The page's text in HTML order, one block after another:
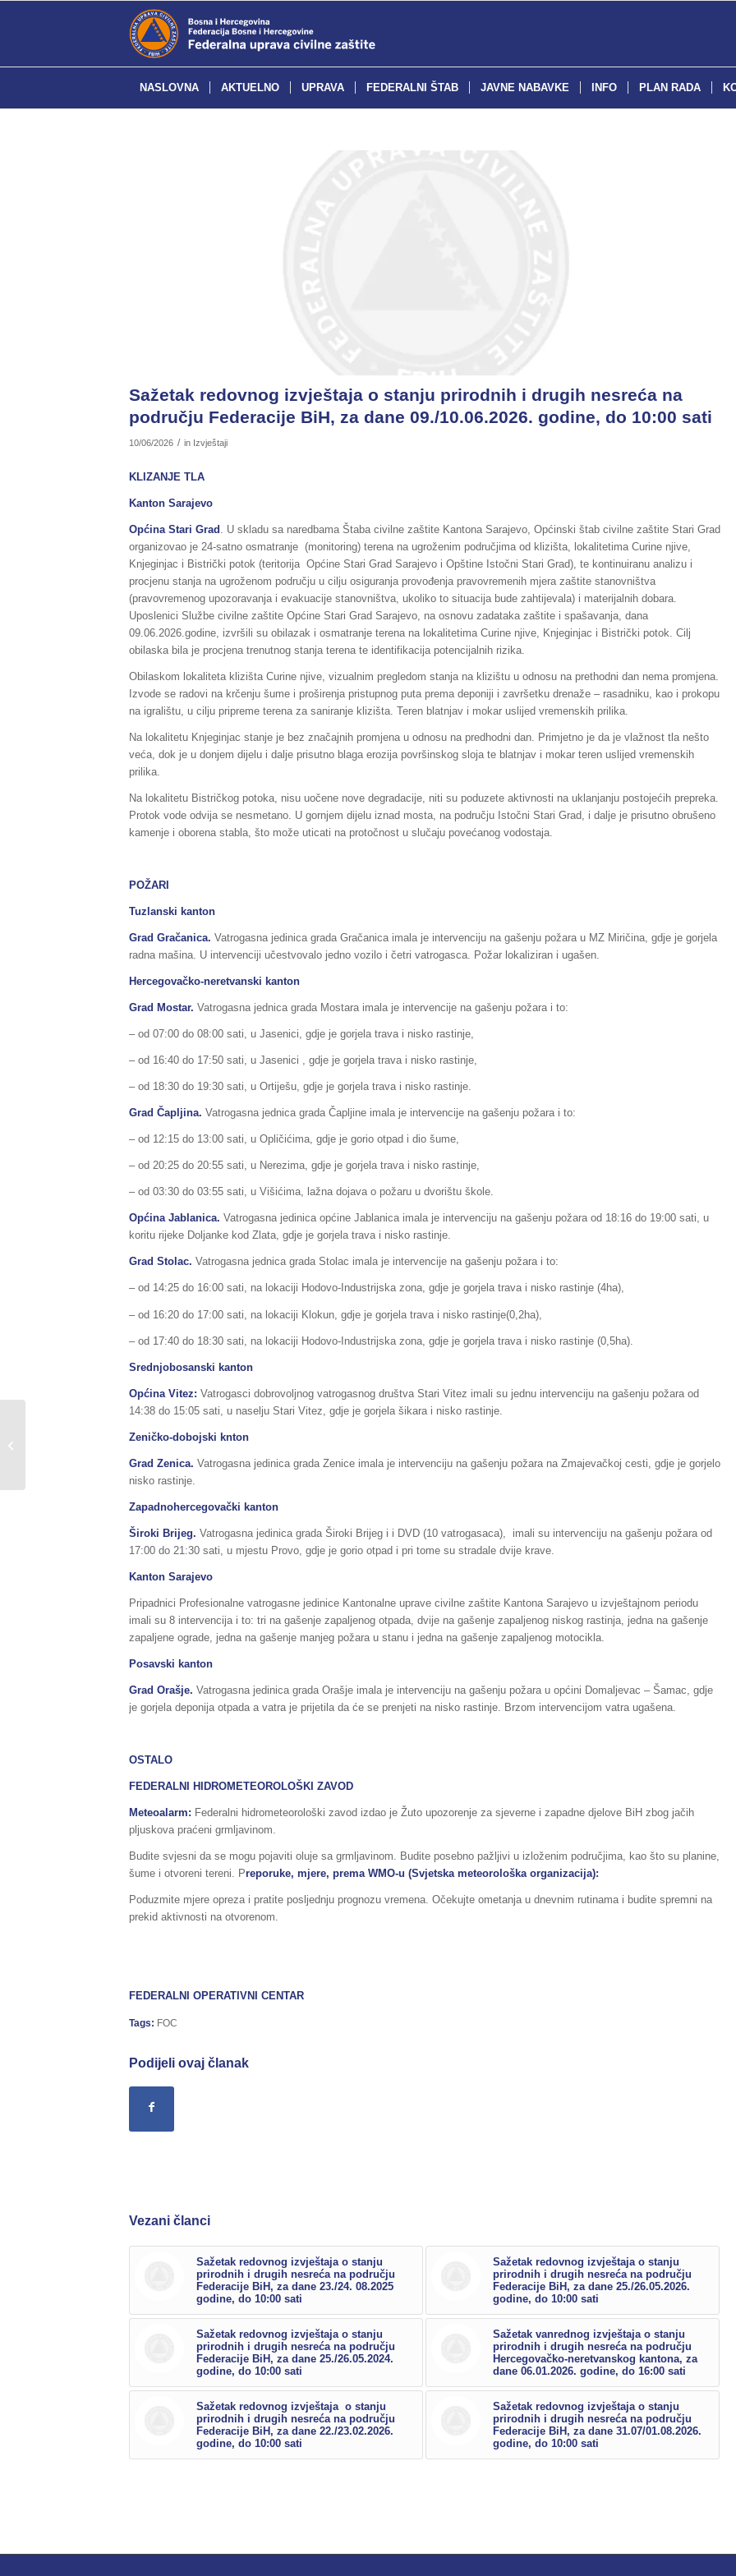
NASLOVNA AKTUELNO UPRAVA FEDERALNI ŠTAB JAVNE NABAVKE INFO PLAN RADA
Sažetak redovnog izvještaja o stanju prirodnih i drugih nesreća na
području Federacije BiH, za dane 09./10.06.2026. godine, do 10:00 sati
10/06/2026 / in Izvještaji
KLIZANJE TLA
Kanton Sarajevo
Općina Stari Grad . U skladu sa naredbama Štaba civilne zaštite Kantona Sarajevo, Općinski štab civilne zaštite Stari Grad
organizovao je 24-satno osmatranje (monitoring) terena na ugroženim područjima od klizišta, lokalitetima Curine njive,
Knjeginjac i Bistrički potok (teritorija Općine Stari Grad Sarajevo i Opštine Istočni Stari Grad), te kontinuiranu analizu i
procjenu stanja na ugroženom području u cilju osiguranja provođenja pravovremenih mjera zaštite stanovništva
(pravovremenog upozoravanja i evakuacije stanovništva, ukoliko to situacija bude zahtijevala) i materijalnih dobara.
Uposlenici Službe civilne zaštite Općine Stari Grad Sarajevo, na osnovu zadataka zaštite i spašavanja, dana
09.06.2026.godine, izvršili su obilazak i osmatranje terena na lokalitetima Curine njive, Knjeginjac i Bistrički potok. Cilj
obilaska bila je procjena trenutnog stanja terena te identifikacija potencijalnih rizika.
Obilaskom lokaliteta klizišta Curine njive, vizualnim pregledom stanja na klizištu u odnosu na prethodni dan nema promjena.
Izvode se radovi na krčenju šume i proširenja pristupnog puta prema deponiji i završetku drenaže – rasadniku, kao i prokopu
na igralištu, u cilju pripreme terena za saniranje klizišta. Teren blatnjav i mokar uslijed vremenskih prilika.
Na lokalitetu Knjeginjac stanje je bez značajnih promjena u odnosu na predhodni dan. Primjetno je da je vlažnost tla nešto
veća, dok je u donjem dijelu i dalje prisutno blaga erozija površinskog sloja te blatnjav i mokar teren uslijed vremenskih
prilika.
Na lokalitetu Bistričkog potoka, nisu uočene nove degradacije, niti su poduzete aktivnosti na uklanjanju postojećih prepreka.
Protok vode odvija se nesmetano. U gornjem dijelu iznad mosta, na području Istočni Stari Grad, i dalje je prisutno obrušeno
kamenje i oborena stabla, što može uticati na protočnost u slučaju povećanog vodostaja.
POŽARI
Tuzlanski kanton
Grad Gračanica. Vatrogasna jedinica grada Gračanica imala je intervenciju na gašenju požara u MZ Miričina, gdje je gorjela
radna mašina. U intervenciji učestvovalo jedno vozilo i četri vatrogasca. Požar lokaliziran i ugašen.
Hercegovačko-neretvanski kanton
Grad Mostar. Vatrogasna jednica grada Mostara imala je intervencije na gašenju požara i to:
– od 07:00 do 08:00 sati, u Jasenici, gdje je gorjela trava i nisko rastinje,
– od 16:40 do 17:50 sati, u Jasenici , gdje je gorjela trava i nisko rastinje,
– od 18:30 do 19:30 sati, u Ortiješu, gdje je gorjela trava i nisko rastinje.
Grad Čapljina. Vatrogasna jednica grada Čapljine imala je intervencije na gašenju požara i to:
– od 12:15 do 13:00 sati, u Opličićima, gdje je gorio otpad i dio šume,
– od 20:25 do 20:55 sati, u Nerezima, gdje je gorjela trava i nisko rastinje,
– od 03:30 do 03:55 sati, u Višićima, lažna dojava o požaru u dvorištu škole.
Općina Jablanica. Vatrogasna jedinica općine Jablanica imala je intervenciju na gašenju požara od 18:16 do 19:00 sati, u
koritu rijeke Doljanke kod Zlata, gdje je gorjela trava i nisko rastinje.
Grad Stolac. Vatrogasna jednica grada Stolac imala je intervencije na gašenju požara i to:
– od 14:25 do 16:00 sati, na lokaciji Hodovo-Industrijska zona, gdje je gorjela trava i nisko rastinje (4ha),
– od 16:20 do 17:00 sati, na lokaciji Klokun, gdje je gorjela trava i nisko rastinje(0,2ha),
– od 17:40 do 18:30 sati, na lokaciji Hodovo-Industrijska zona, gdje je gorjela trava i nisko rastinje (0,5ha).
Srednjobosanski kanton
Općina Vitez: Vatrogasci dobrovoljnog vatrogasnog društva Stari Vitez imali su jednu intervenciju na gašenju požara od
14:38 do 15:05 sati, u naselju Stari Vitez, gdje je gorjela šikara i nisko rastinje.
Zeničko-dobojski knton
Grad Zenica. Vatrogasna jedinica grada Zenice imala je intervenciju na gašenju požara na Zmajevačkoj cesti, gdje je gorjelo
nisko rastinje.
Zapadnohercegovački kanton
Široki Brijeg. Vatrogasna jedinica grada Široki Brijeg i i DVD (10 vatrogasaca), imali su intervenciju na gašenju požara od
17:00 do 21:30 sati, u mjestu Provo, gdje je gorio otpad i pri tome su stradale dvije krave.
Kanton Sarajevo
Pripadnici Profesionalne vatrogasne jedinice Kantonalne uprave civilne zaštite Kantona Sarajevo u izvještajnom periodu
imali su 8 intervencija i to: tri na gašenje zapaljenog otpada, dvije na gašenje zapaljenog niskog rastinja, jedna na gašenje
zapaljene ograde, jedna na gašenje manjeg požara u stanu i jedna na gašenje zapaljenog motocikla.
Posavski kanton
Grad Orašje. Vatrogasna jedinica grada Orašje imala je intervenciju na gašenju požara u općini Domaljevac – Šamac, gdje
je gorjela deponija otpada a vatra je prijetila da će se prenjeti na nisko rastinje. Brzom intervencijom vatra ugašena.
OSTALO
FEDERALNI HIDROMETEOROLOŠKI ZAVOD
Meteoalarm: Federalni hidrometeorološki zavod izdao je Žuto upozorenje za sjeverne i zapadne djelove BiH zbog jačih
pljuskova praćeni grmljavinom.
Budite svjesni da se mogu pojaviti oluje sa grmljavinom. Budite posebno pažljivi u izloženim područjima, kao što su planine,
šume i otvoreni tereni. Preporuke, mjere, prema WMO-u (Svjetska meteorološka organizacija):
Poduzmite mjere opreza i pratite posljednju prognozu vremena. Očekujte ometanja u dnevnim rutinama i budite spremni na
prekid aktivnosti na otvorenom.
FEDERALNI OPERATIVNI CENTAR
Tags: FOC
Podijeli ovaj članak
Vezani članci
Sažetak redovnog izvještaja o stanju
prirodnih i drugih nesreća na području
Federacije BiH, za dane 23./24. 08.2025
godine, do 10:00 sati
Sažetak redovnog izvještaja o stanju
prirodnih i drugih nesreća na području
Federacije BiH, za dane 25./26.05.2026.
godine, do 10:00 sati
Sažetak redovnog izvještaja o stanju
prirodnih i drugih nesreća na području
Federacije BiH, za dane 25./26.05.2024.
godine, do 10:00 sati
Sažetak vanrednog izvještaja o stanju
prirodnih i drugih nesreća na području
Hercegovačko-neretvanskog kantona, za
dane 06.01.2026. godine, do 16:00 sati
Sažetak redovnog izvještaja o stanju
prirodnih i drugih nesreća na području
Federacije BiH, za dane 22./23.02.2026.
godine, do 10:00 sati
Sažetak redovnog izvještaja o stanju
prirodnih i drugih nesreća na području
Federacije BiH, za dane 31.07/01.08.2026.
godine, do 10:00 sati